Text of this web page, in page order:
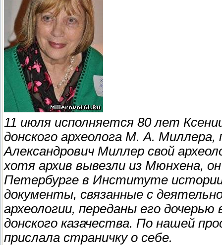
11 июля исполняется 80 лет
донского археолога М. А.
Александрович Миллер свой
хотя архив вывезли из Мюнхена,
Петербурге в Институте
документы, связанные с
археологии, переданы его
донского казачества. По нашей
прислала страничку о себе.